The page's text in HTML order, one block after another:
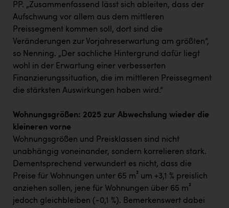
PP. „Zusammenfassend lässt sich ableiten, dass der
Aufschwung vor allem aus dem mittleren
Preissegment kommen soll, dort sind die
Veränderungen zur Vorjahreserwartung am größten“,
so Nenning. „Der sachliche Hintergrund dafür liegt
wohl in der Erwartung einer verbesserten
Finanzierungssituation, die im mittleren Preissegment
die stärksten Auswirkungen haben wird.“
Wohnungsgrößen: 2025 zur Abwechslung wieder die
kleineren vorne
Wohnungsgrößen und Preisklassen sind nicht
unabhängig voneinander, sondern korrelieren stark.
Dementsprechend verwundert es nicht, dass die
Preise für Wohnungen unter 65 m² um +3,1 % preislich
anziehen sollen, jene für Wohnungen über 65 m²
jedoch gleichbleiben (-0,1 %). Bemerkenswert dabei